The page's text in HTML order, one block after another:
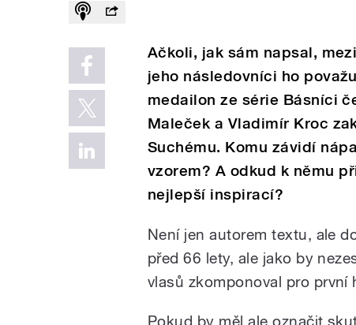
Ačkoli, jak sám napsal,
jeho následovníci ho
medailon ze série Básníci
Maleček a Vladimír Kroc
Suchému. Komu závidí
vzorem? A odkud k němu
nejlepší inspirací?
Není jen autorem textu, ale
před 66 lety, ale jako by
vlasů zkomponoval pro první
Pokud by měl ale označit